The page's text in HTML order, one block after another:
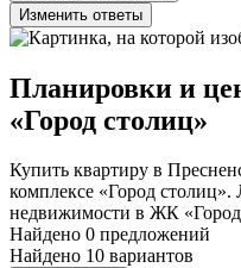
Изменить ответы
Планировки и
«Город столиц»
Купить квартиру в
комплексе «Город
недвижимости в ЖК «Город
Найдено 0 предложений
Найдено 10 вариантов